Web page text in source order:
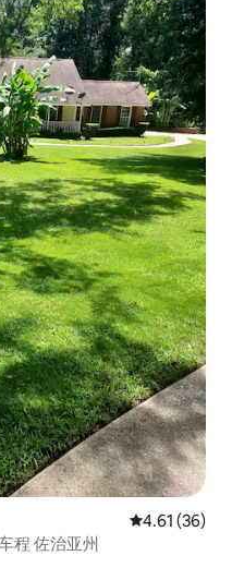
平均评分
4.61 (36)
程 佐治亚州